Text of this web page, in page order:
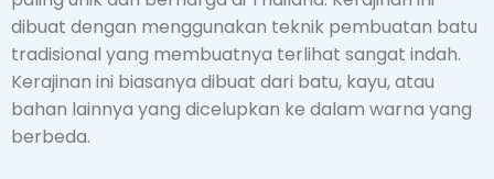
dibuat dengan menggunakan teknik pembuatan batu
tradisional yang membuatnya terlihat sangat indah.
Kerajinan ini biasanya dibuat dari batu, kayu, atau
bahan lainnya yang dicelupkan ke dalam warna yang
berbeda.